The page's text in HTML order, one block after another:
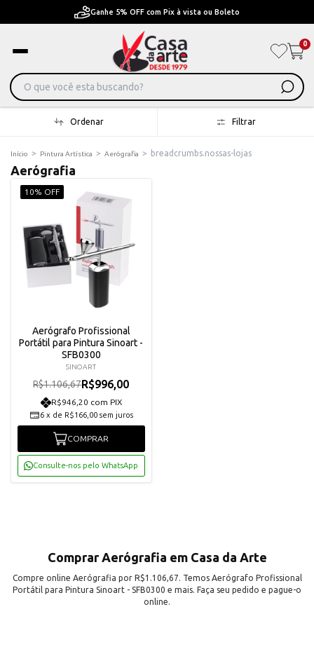
Ganhe 5% OFF com Pix à vista ou Boleto
0
Ordenar Filtrar
Início > Pintura Artística > Aerógrafia > breadcrumbs.nossas-lojas
Aerógrafia
10% OFF
Aerógrafo Profissional
Portátil para Pintura Sinoart -
SFB0300
SINOART
R$1.106,67R$996,00
R$946,20 com PIX
6 x de R$166,00 sem juros
COMPRAR
Consulte-nos pelo WhatsApp
Comprar Aerógrafia em Casa da Arte
Compre online Aerógrafia por R$1.106,67. Temos Aerógrafo Profissional
Portátil para Pintura Sinoart - SFB0300 e mais. Faça seu pedido e pague-o
online.